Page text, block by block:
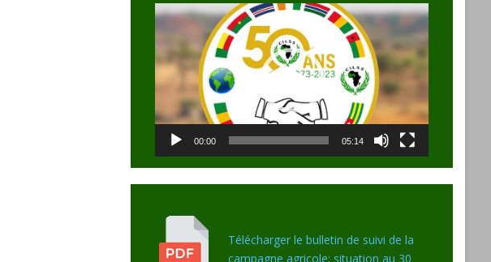
Video
Player
00:00 05:14
Télécharger le bulletin de suivi de la
campagne agricole: situation au 30